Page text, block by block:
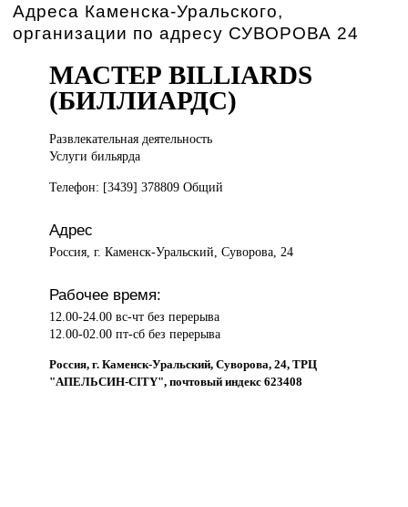
Адреса Каменска-Уральского,
организации по адресу СУВОРОВА 24
МАСТЕР BILLIARDS
(БИЛЛИАРДС)
Развлекательная деятельность
Услуги бильярда
Телефон: [3439] 378809 Общий
Адрес
Россия, г. Каменск-Уральский, Суворова, 24
Рабочее время:
12.00-24.00 вс-чт без перерыва
12.00-02.00 пт-сб без перерыва
Россия, г. Каменск-Уральский, Суворова, 24, ТРЦ
"АПЕЛЬСИН-CITY", почтовый индекс 623408